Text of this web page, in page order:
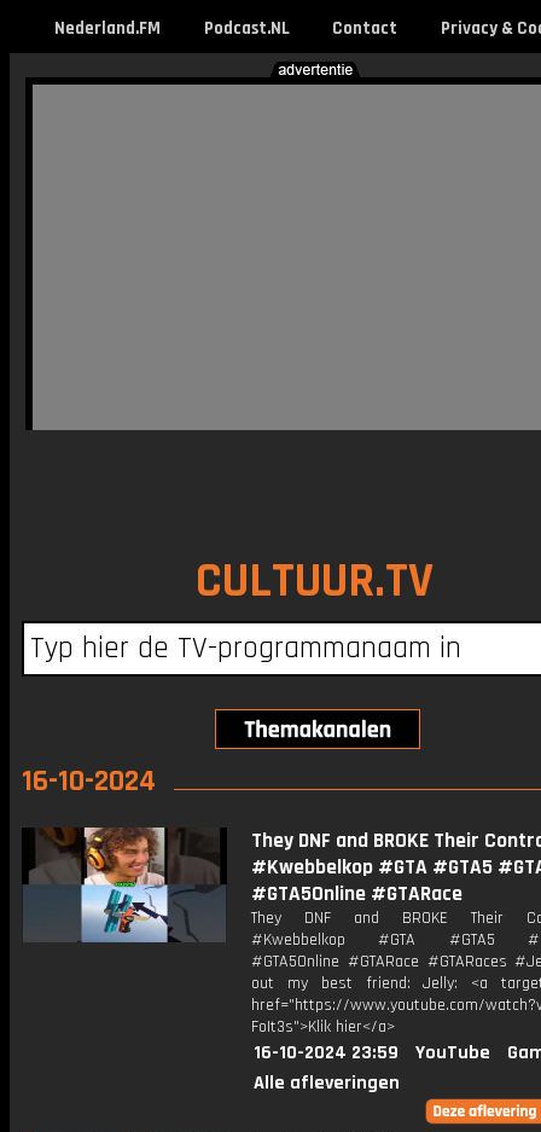
Nederland.FM Podcast.NL Contact Privacy &
CULTUUR.TV
16-10-2024
They DNF and BROKE Their
#Kwebbelkop #GTA #GTA5
#GTA5Online #GTARace
They DNF and BROKE Their
#Kwebbelkop #GTA #GTA5
#GTA5Online #GTARace #GTARaces
out my best friend: Jelly: <a
href="https://www.youtube.com/
FoIt3s">Klik hier</a>
16-10-2024 23:59 YouTube
Alle afleveringen